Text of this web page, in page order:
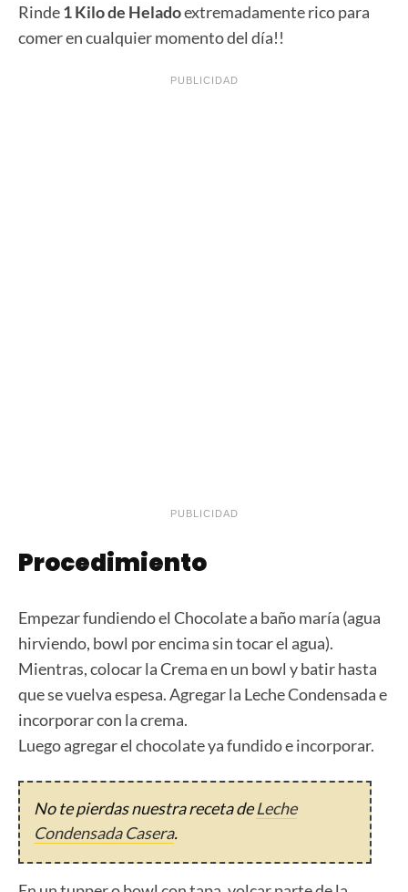
Rinde1 Kilo de Heladoextremadamente rico para
comer en cualquier momento del día!!
PUBLICIDAD
PUBLICIDAD
Procedimiento
Empezar fundiendo el Chocolate a baño maría (agua
hirviendo, bowl por encima sin tocar el agua).
Mientras, colocar la Crema en un bowl y batir hasta
que se vuelva espesa. Agregar la Leche Condensada e
incorporar con la crema.
Luego agregar el chocolate ya fundido e incorporar.
No te pierdas nuestra receta deLeche
Condensada Casera.